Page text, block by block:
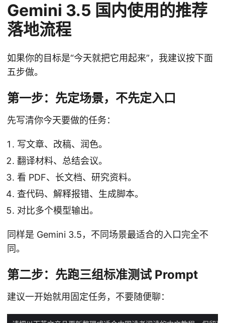
Gemini 3.5 国内使用的推荐
落地流程
如果你的目标是“今天就把它用起来”，我建议按下面
五步做。
第一步：先定场景，不先定入口
先写清你今天要做的任务：
写文章、改稿、润色。
翻译材料、总结会议。
看 PDF、长文档、研究资料。
查代码、解释报错、生成脚本。
对比多个模型输出。
同样是 Gemini 3.5，不同场景最适合的入口完全不
同。
第二步：先跑三组标准测试 Prompt
建议一开始就用固定任务，不要随便聊：